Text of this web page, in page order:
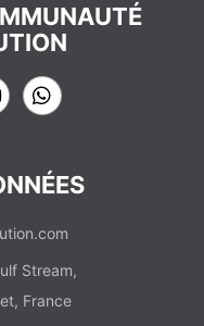
Stream,
France